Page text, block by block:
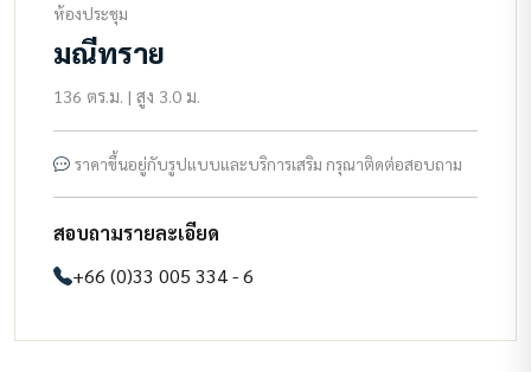
ห้องประชุม
มณีทราย
136 ตร.ม. | สูง 3.0 ม.
ราคาขึ้นอยู่กับรูปแบบและบริการเสริม กรุณาติดต่อสอบถาม
สอบถามรายละเอียด
+66 (0)33 005 334 - 6